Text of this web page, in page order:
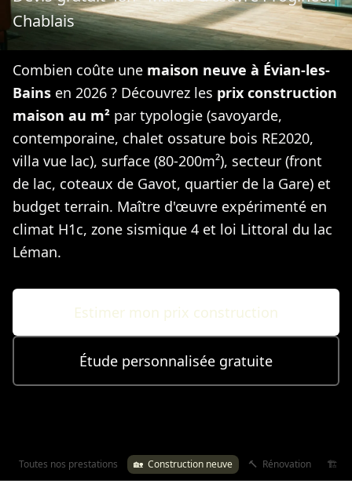
Chablais
Combien coûte une maison neuve à Évian-les-
Bains en 2026 ? Découvrez les prix construction
maison au m² par typologie (savoyarde,
contemporaine, chalet ossature bois RE2020,
villa vue lac), surface (80-200m²), secteur (front
de lac, coteaux de Gavot, quartier de la Gare) et
budget terrain. Maître d'œuvre expérimenté en
climat H1c, zone sismique 4 et loi Littoral du lac
Léman.
Estimer mon prix construction
Étude personnalisée gratuite
Toutes nos prestations 🏡 Construction neuve 🔨 Rénovation 🏗️